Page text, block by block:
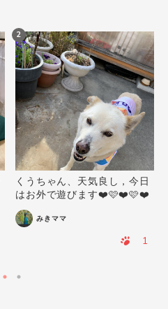
2
くうちゃん、天気良し，今日
はお外で遊びます❤️🩷❤️🩷❤️
みきママ
1